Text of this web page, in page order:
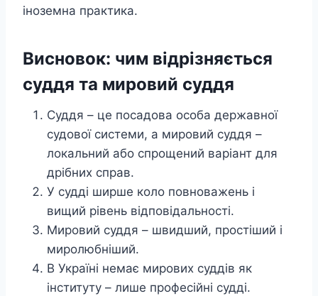
іноземна практика.
Висновок: чим відрізняється
суддя та мировий суддя
Суддя – це посадова особа державної
судової системи, а мировий суддя –
локальний або спрощений варіант для
дрібних справ.
У судді ширше коло повноважень і
вищий рівень відповідальності.
Мировий суддя – швидший, простіший і
миролюбніший.
В Україні немає мирових суддів як
інституту – лише професійні судді.